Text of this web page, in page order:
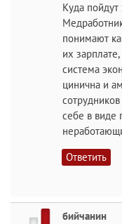
Куда пойдут
понимают
их
система
цинична и
себе в виде
Ответить
бийчанин